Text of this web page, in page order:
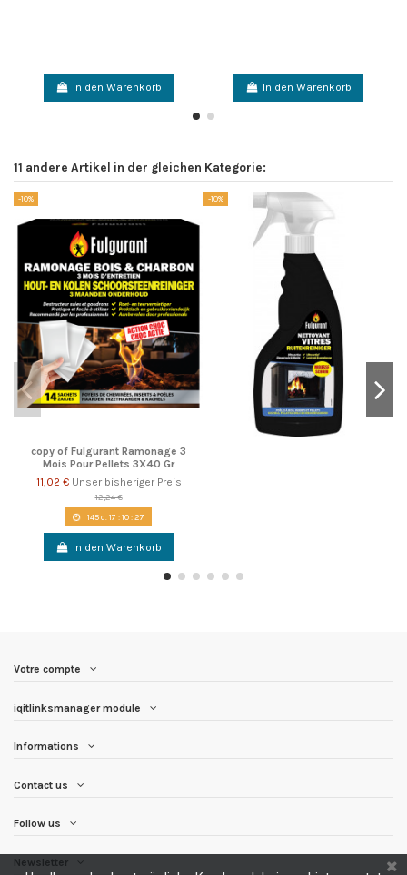
In den Warenkorb In den Warenkorb
11 andere Artikel in der gleichen Kategorie:
-10%
copy of Fulgurant Ramonage 3
Mois Pour Pellets 3X40 Gr
11,02 € Unser bisheriger Preis
12,24 €
145d. 17 :10:27
In den Warenkorb
-10%
Votre compte
iqitlinksmanager module
Informations
Contact us
Follow us
Newsletter